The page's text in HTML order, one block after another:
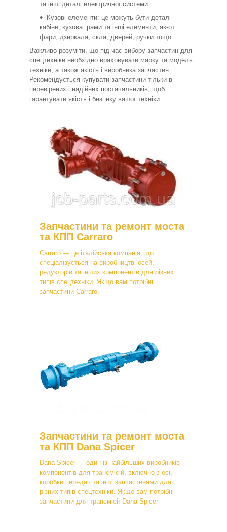
та інші деталі електричної системи.
Кузові елементи: це можуть бути деталі
кабіни, кузова, рами та інші елементи, як-от
фари, дзеркала, скла, дверей, ручки тощо.
Важливо розуміти, що під час вибору запчастин для
спецтехніки необхідно враховувати марку та модель
техніки, а також якість і виробника запчастин.
Рекомендується купувати запчастини тільки в
перевірених і надійних постачальників, щоб
гарантувати якість і безпеку вашої техніки.
Запчастини та ремонт моста
та КПП Carraro
Carraro — це італійська компанія, що
спеціалізується на виробництві осей,
редукторів та інших компонентів для різних
типів спецтехніки. Якщо вам потрібні
запчастини Carraro,
Запчастини та ремонт моста
та КПП Dana Spicer
Dana Spicer — один із найбільших виробників
компонентів для трансмісій, включно з осі,
коробки передач та інші запчастинами для
різних типів спецтехніки. Якщо вам потрібні
запчастини для трансмісії Dana Spicer